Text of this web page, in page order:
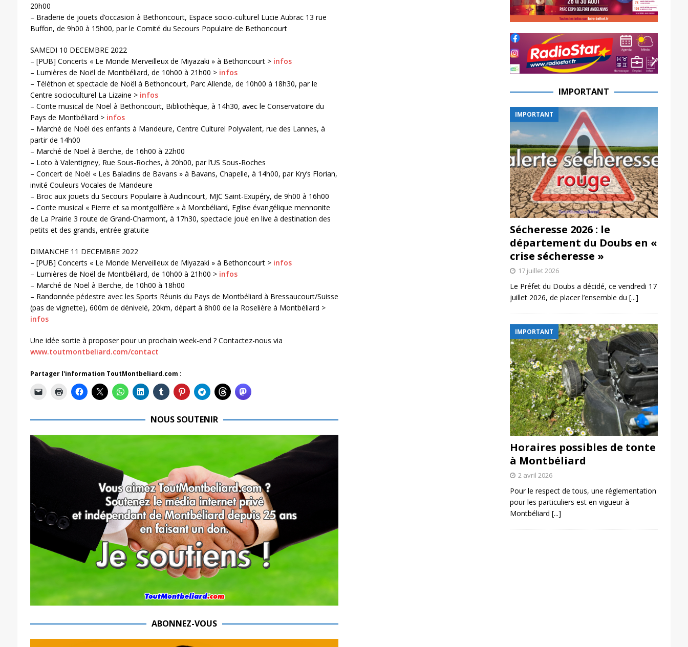
20h00
– Braderie de jouets d’occasion à Bethoncourt, Espace socio-culturel Lucie Aubrac 13 rue
Buffon, de 9h00 à 15h00, par le Comité du Secours Populaire de Bethoncourt
SAMEDI 10 DECEMBRE 2022
– [PUB] Concerts « Le Monde Merveilleux de Miyazaki » à Bethoncourt > infos
– Lumières de Noël de Montbéliard, de 10h00 à 21h00 > infos
– Téléthon et spectacle de Noël à Bethoncourt, Parc Allende, de 10h00 à 18h30, par le
Centre socioculturel La Lizaine > infos
– Conte musical de Noël à Bethoncourt, Bibliothèque, à 14h30, avec le Conservatoire du
Pays de Montbéliard > infos
– Marché de Noël des enfants à Mandeure, Centre Culturel Polyvalent, rue des Lannes, à
partir de 14h00
– Marché de Noël à Berche, de 16h00 à 22h00
– Loto à Valentigney, Rue Sous-Roches, à 20h00, par l’US Sous-Roches
– Concert de Noël « Les Baladins de Bavans » à Bavans, Chapelle, à 14h00, par Kry’s Florian,
invité Couleurs Vocales de Mandeure
– Broc aux jouets du Secours Populaire à Audincourt, MJC Saint-Exupéry, de 9h00 à 16h00
– Conte musical « Pierre et sa montgolfière » à Montbéliard, Eglise évangélique mennonite
de La Prairie 3 route de Grand-Charmont, à 17h30, spectacle joué en live à destination des
petits et des grands, entrée gratuite
DIMANCHE 11 DECEMBRE 2022
– [PUB] Concerts « Le Monde Merveilleux de Miyazaki » à Bethoncourt > infos
– Lumières de Noël de Montbéliard, de 10h00 à 21h00 > infos
– Marché de Noël à Berche, de 10h00 à 18h00
– Randonnée pédestre avec les Sports Réunis du Pays de Montbéliard à Bressaucourt/Suisse
(pas de vignette), 600m de dénivelé, 20km, départ à 8h00 de la Roselière à Montbéliard >
infos
Une idée sortie à proposer pour un prochain week-end ? Contactez-nous via
www.toutmontbeliard.com/contact
Partager l'information ToutMontbeliard.com :
NOUS SOUTENIR
ABONNEZ-VOUS
IMPORTANT
IMPORTANT
Sécheresse 2026 : le
département du Doubs en «
crise sécheresse »
17 juillet 2026
Le Préfet du Doubs a décidé, ce vendredi 17
juillet 2026, de placer l’ensemble du [...]
IMPORTANT
Horaires possibles de tonte
à Montbéliard
2 avril 2026
Pour le respect de tous, une réglementation
pour les particuliers est en vigueur à
Montbéliard [...]